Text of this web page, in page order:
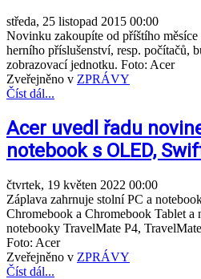
středa, 25 listopad 2015 00:00
Novinku zakoupíte od příštího
herního příslušenství, resp. počítačů,
zobrazovací jednotku. Foto: Acer
Zveřejněno v ZPRÁVY
Číst dál...
Acer uvedl řadu
notebook s OLED,
čtvrtek, 19 květen 2022 00:00
Záplava zahrnuje stolní PC a
Chromebook a Chromebook Tablet a
notebooky TravelMate P4,
Foto: Acer
Zveřejněno v ZPRÁVY
Číst dál...